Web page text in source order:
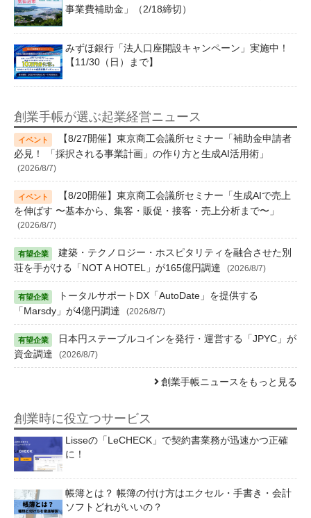
事業費補助金」（2/18締切）
みずほ銀行「法人口座開設キャンペーン」実施中！
【11/30（日）まで】
創業手帳が選ぶ起業経営ニュース
【8/27開催】東京商工会議所セミナー「補助金申請者
必見！ 「採択される事業計画」の作り方と生成AI活用術」
(2026/8/7)
【8/20開催】東京商工会議所セミナー「生成AIで売上
を伸ばす 〜基本から、集客・販促・接客・売上分析まで〜」
(2026/8/7)
建築・テクノロジー・ホスピタリティを融合させた別
荘を手がける「NOT A HOTEL」が165億円調達
(2026/8/7)
トータルサポートDX「AutoDate」を提供する
「Marsdy」が4億円調達
(2026/8/7)
日本円ステーブルコインを発行・運営する「JPYC」が
資金調達
(2026/8/7)
創業手帳ニュースをもっと見る
創業時に役立つサービス
Lisseの「LeCHECK」で契約書業務が迅速かつ正確
に！
帳簿とは？ 帳簿の付け方はエクセル・手書き・会計
ソフトどれがいいの？